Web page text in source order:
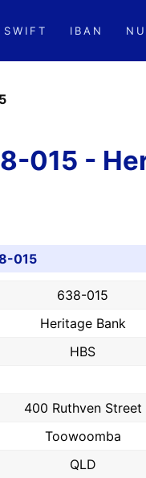
SWIFT IBAN
015 -
015
638-015
Heritage Bank
HBS
400 Ruthven Street
Toowoomba
QLD